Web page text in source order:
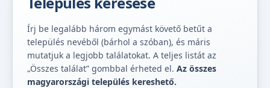
Írj be legalább három egymást követő betűt a
település nevéből (bárhol a szóban), és máris
mutatjuk a legjobb találatokat. A teljes listát az
„Összes találat” gombbal érheted el. Az összes
magyarországi település kereshető.